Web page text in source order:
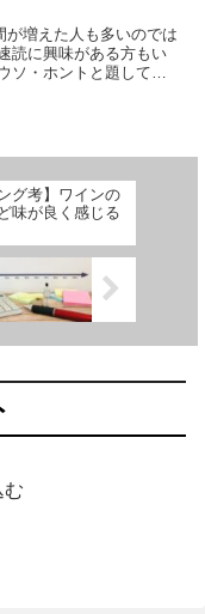
が増えた人も多いのでは
読に興味がある方もい
ソ・ホントと題して、
グ考】ワインの
味が良く感じる
む